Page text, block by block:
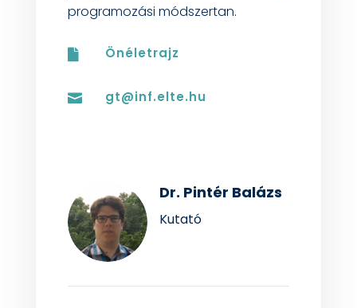
programozási módszertan.
 Önéletrajz
 gt@inf.elte.hu
Dr. Pintér Balázs
Kutató